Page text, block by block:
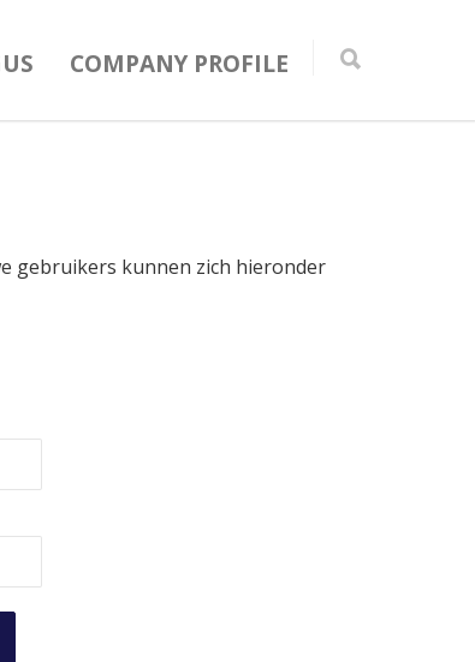
COMPANY PROFILE
gebruikers kunnen zich hieronder